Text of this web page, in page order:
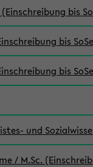
bis
bis
bis SoSe
und
/ M.Sc.